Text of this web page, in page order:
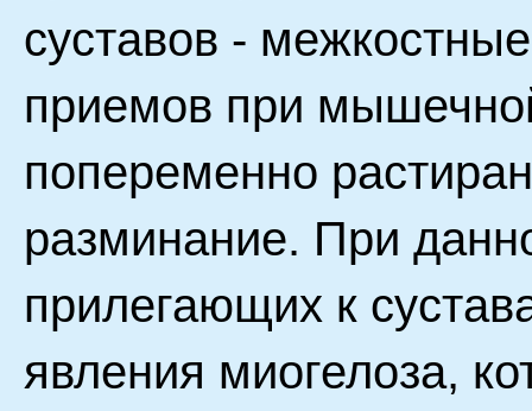
суставов -
приемов при
попеременно
разминание. При
прилегающих к
явления миогелоза,